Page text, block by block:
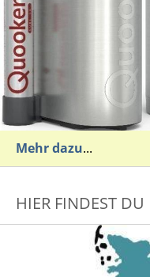
Mehr dazu...
HIER FINDEST